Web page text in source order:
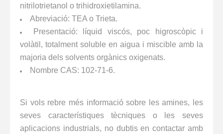
nitrilotrietanol o trihidroxietilamina.
Abreviació: TEA o Trieta.
Presentació: líquid viscós, poc higroscòpic i
volàtil, totalment soluble en aigua i miscible amb la
majoria dels solvents orgànics oxigenats.
Nombre CAS: 102-71-6.
Si vols rebre més informació sobre les amines, les
seves característiques tècniques o les seves
aplicacions industrials, no dubtis en contactar amb